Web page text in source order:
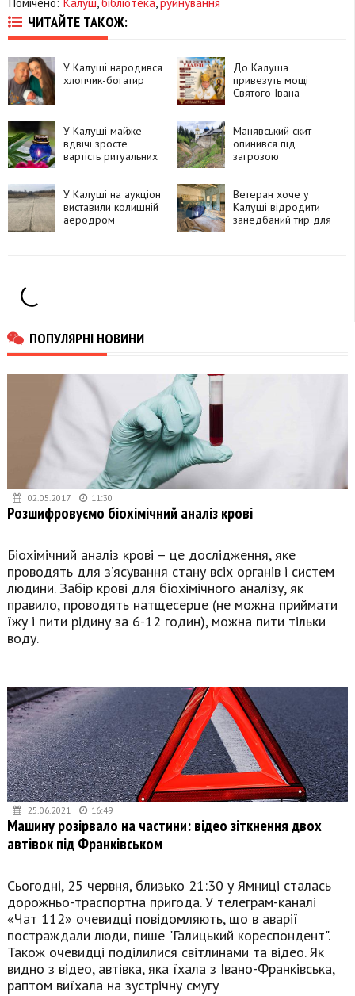
ЧИТАЙТЕ ТАКОЖ:
У Калуші народився
хлопчик-богатир
До Калуша
привезуть мощі
Святого Івана
У Калуші майже
вдвічі зросте
вартість ритуальних
Манявський скит
опинився під
загрозою
У Калуші на аукціон
виставили колишній
аеродром
Ветеран хоче у
Калуші відродити
занедбаний тир для
ПОПУЛЯРНІ НОВИНИ
02.05.2017 11:30
Розшифровуємо біохімічний аналіз крові
Біохімічний аналіз крові – це дослідження, яке
проводять для з’ясування стану всіх органів і систем
людини. Забір крові для біохімічного аналізу, як
правило, проводять натщесерце (не можна приймати
їжу і пити рідину за 6-12 годин), можна пити тільки
воду.
25.06.2021 16:49
Машину розірвало на частини: відео зіткнення двох
автівок під Франківськом
Сьогодні, 25 червня, близько 21:30 у Ямниці сталась
дорожньо-траспортна пригода. У телеграм-каналі
«Чат 112» очевидці повідомляють, що в аварії
постраждали люди, пише "Галицький кореспондент".
Також очевидці поділилися світлинами та відео. Як
видно з відео, автівка, яка їхала з Івано-Франківська,
раптом виїхала на зустрічну смугу